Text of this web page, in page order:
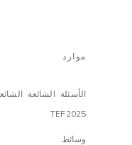
موارد
الأسئلة الشائعة
TEF2025
وسائط